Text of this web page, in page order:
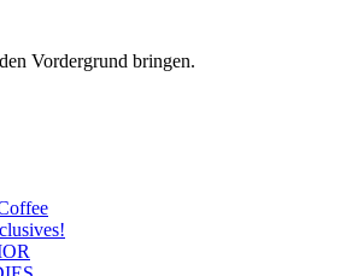
Vordergrund bringen.